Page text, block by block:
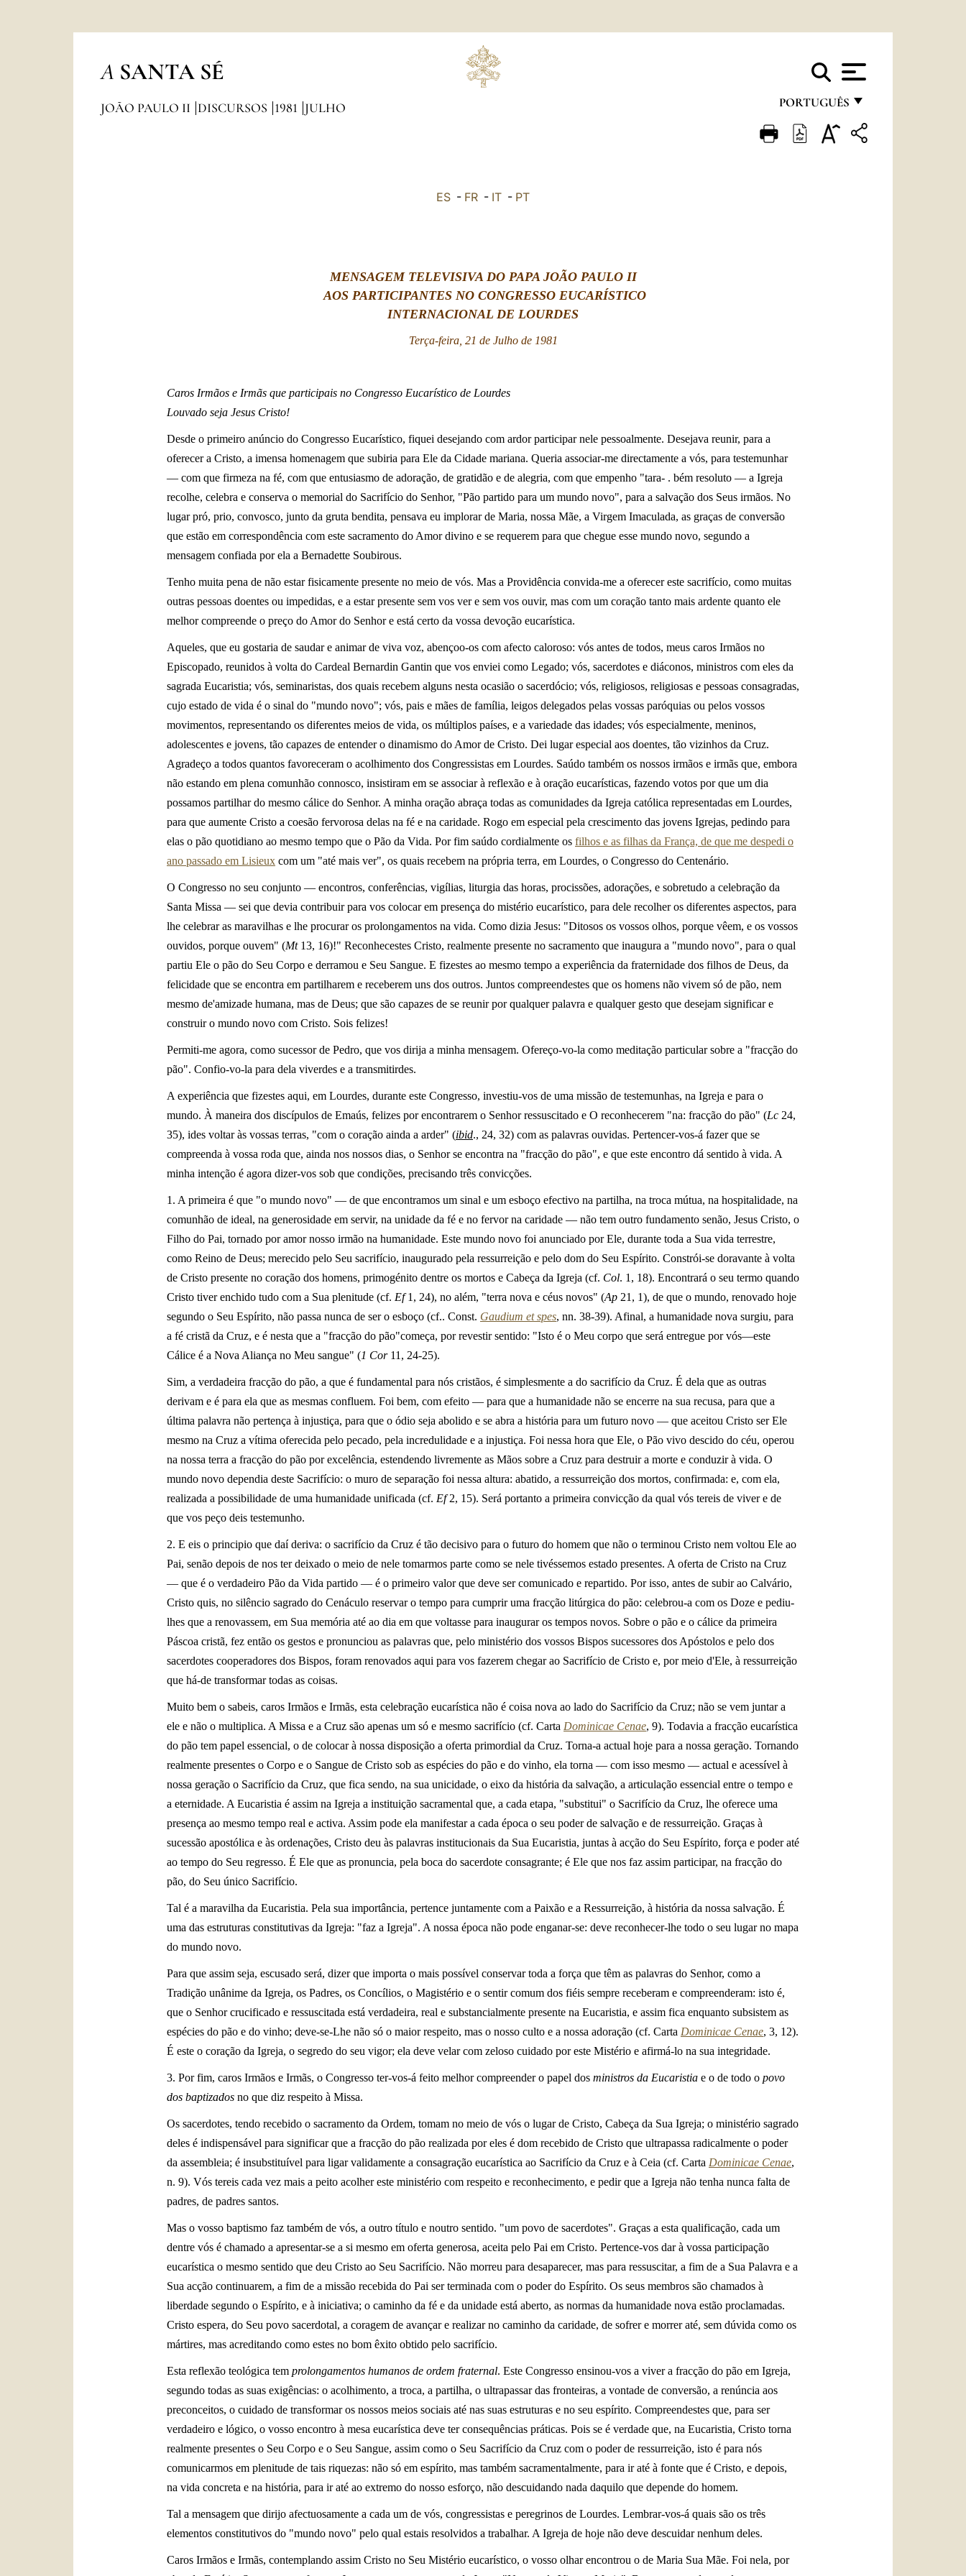
A SANTA SÉ
PORTUGUÊS
FRANÇAIS
JOÃO PAULO II DISCURSOS 1981 JULHO
ES - FR - IT - PT
MENSAGEM TELEVISIVA DO PAPA JOÃO PAULO II
AOS PARTICIPANTES NO CONGRESSO EUCARÍSTICO
INTERNACIONAL DE LOURDES
Terça-feira, 21 de Julho de 1981
Caros Irmãos e Irmãs que participais no Congresso Eucarístico de Lourdes
Louvado seja Jesus Cristo!
Desde o primeiro anúncio do Congresso Eucarístico, fiquei desejando com ardor participar nele pessoalmente. Desejava reunir, para a
oferecer a Cristo, a imensa homenagem que subiria para Ele da Cidade mariana. Queria associar-me directamente a vós, para testemunhar
— com que firmeza na fé, com que entusiasmo de adoração, de gratidão e de alegria, com que empenho "tara- . bém resoluto — a Igreja
recolhe, celebra e conserva o memorial do Sacrifício do Senhor, "Pão partido para um mundo novo", para a salvação dos Seus irmãos. No
lugar pró, prio, convosco, junto da gruta bendita, pensava eu implorar de Maria, nossa Mãe, a Virgem Imaculada, as graças de conversão
que estão em correspondência com este sacramento do Amor divino e se requerem para que chegue esse mundo novo, segundo a
mensagem confiada por ela a Bernadette Soubirous.
Tenho muita pena de não estar fisicamente presente no meio de vós. Mas a Providência convida-me a oferecer este sacrifício, como muitas
outras pessoas doentes ou impedidas, e a estar presente sem vos ver e sem vos ouvir, mas com um coração tanto mais ardente quanto ele
melhor compreende o preço do Amor do Senhor e está certo da vossa devoção eucarística.
Aqueles, que eu gostaria de saudar e animar de viva voz, abençoo-os com afecto caloroso: vós antes de todos, meus caros Irmãos no
Episcopado, reunidos à volta do Cardeal Bernardin Gantin que vos enviei como Legado; vós, sacerdotes e diáconos, ministros com eles da
sagrada Eucaristia; vós, seminaristas, dos quais recebem alguns nesta ocasião o sacerdócio; vós, religiosos, religiosas e pessoas consagradas,
cujo estado de vida é o sinal do "mundo novo"; vós, pais e mães de família, leigos delegados pelas vossas paróquias ou pelos vossos
movimentos, representando os diferentes meios de vida, os múltiplos países, e a variedade das idades; vós especialmente, meninos,
adolescentes e jovens, tão capazes de entender o dinamismo do Amor de Cristo. Dei lugar especial aos doentes, tão vizinhos da Cruz.
Agradeço a todos quantos favoreceram o acolhimento dos Congressistas em Lourdes. Saúdo também os nossos irmãos e irmãs que, embora
não estando em plena comunhão connosco, insistiram em se associar à reflexão e à oração eucarísticas, fazendo votos por que um dia
possamos partilhar do mesmo cálice do Senhor. A minha oração abraça todas as comunidades da Igreja católica representadas em Lourdes,
para que aumente Cristo a coesão fervorosa delas na fé e na caridade. Rogo em especial pela crescimento das jovens Igrejas, pedindo para
elas o pão quotidiano ao mesmo tempo que o Pão da Vida. Por fim saúdo cordialmente os filhos e as filhas da França, de que me despedi o
ano passado em Lisieux com um "até mais ver", os quais recebem na própria terra, em Lourdes, o Congresso do Centenário.
O Congresso no seu conjunto — encontros, conferências, vigílias, liturgia das horas, procissões, adorações, e sobretudo a celebração da
Santa Missa — sei que devia contribuir para vos colocar em presença do mistério eucarístico, para dele recolher os diferentes aspectos, para
lhe celebrar as maravilhas e lhe procurar os prolongamentos na vida. Como dizia Jesus: "Ditosos os vossos olhos, porque vêem, e os vossos
ouvidos, porque ouvem" (Mt13, 16)!" Reconhecestes Cristo, realmente presente no sacramento que inaugura a "mundo novo", para o qual
partiu Ele o pão do Seu Corpo e derramou e Seu Sangue. E fizestes ao mesmo tempo a experiência da fraternidade dos filhos de Deus, da
felicidade que se encontra em partilharem e receberem uns dos outros. Juntos compreendestes que os homens não vivem só de pão, nem
mesmo de'amizade humana, mas de Deus; que são capazes de se reunir por qualquer palavra e qualquer gesto que desejam significar e
construir o mundo novo com Cristo. Sois felizes!
Permiti-me agora, como sucessor de Pedro, que vos dirija a minha mensagem. Ofereço-vo-la como meditação particular sobre a "fracção do
pão". Confio-vo-la para dela viverdes e a transmitirdes.
A experiência que fizestes aqui, em Lourdes, durante este Congresso, investiu-vos de uma missão de testemunhas, na Igreja e para o
mundo. À maneira dos discípulos de Emaús, felizes por encontrarem o Senhor ressuscitado e O reconhecerem "na: fracção do pão" (Lc 24,
35), ides voltar às vossas terras, "com o coração ainda a arder" (ibid., 24, 32) com as palavras ouvidas. Pertencer-vos-á fazer que se
compreenda à vossa roda que, ainda nos nossos dias, o Senhor se encontra na "fracção do pão", e que este encontro dá sentido à vida. A
minha intenção é agora dizer-vos sob que condições, precisando três convicções.
1. A primeira é que "o mundo novo" — de que encontramos um sinal e um esboço efectivo na partilha, na troca mútua, na hospitalidade, na
comunhão de ideal, na generosidade em servir, na unidade da fé e no fervor na caridade — não tem outro fundamento senão, Jesus Cristo, o
Filho do Pai, tornado por amor nosso irmão na humanidade. Este mundo novo foi anunciado por Ele, durante toda a Sua vida terrestre,
como Reino de Deus; merecido pelo Seu sacrifício, inaugurado pela ressurreição e pelo dom do Seu Espírito. Constrói-se doravante à volta
de Cristo presente no coração dos homens, primogénito dentre os mortos e Cabeça da Igreja (cf. Col. 1, 18). Encontrará o seu termo quando
Cristo tiver enchido tudo com a Sua plenitude (cf. Ef1, 24), no além, "terra nova e céus novos" (Ap 21, 1), de que o mundo, renovado hoje
segundo o Seu Espírito, não passa nunca de ser o esboço (cf.. Const. Gaudium et spes, nn. 38-39). Afinal, a humanidade nova surgiu, para
a fé cristã da Cruz, e é nesta que a "fracção do pão"começa, por revestir sentido: "Isto é o Meu corpo que será entregue por vós—este
Cálice é a Nova Aliança no Meu sangue" (1 Cor11, 24-25).
Sim, a verdadeira fracção do pão, a que é fundamental para nós cristãos, é simplesmente a do sacrifício da Cruz. É dela que as outras
derivam e é para ela que as mesmas confluem. Foi bem, com efeito — para que a humanidade não se encerre na sua recusa, para que a
última palavra não pertença à injustiça, para que o ódio seja abolido e se abra a história para um futuro novo — que aceitou Cristo ser Ele
mesmo na Cruz a vítima oferecida pelo pecado, pela incredulidade e a injustiça. Foi nessa hora que Ele, o Pão vivo descido do céu, operou
na nossa terra a fracção do pão por excelência, estendendo livremente as Mãos sobre a Cruz para destruir a morte e conduzir à vida. O
mundo novo dependia deste Sacrifício: o muro de separação foi nessa altura: abatido, a ressurreição dos mortos, confirmada: e, com ela,
realizada a possibilidade de uma humanidade unificada (cf. Ef2, 15). Será portanto a primeira convicção da qual vós tereis de viver e de
que vos peço deis testemunho.
2. E eis o principio que daí deriva: o sacrifício da Cruz é tão decisivo para o futuro do homem que não o terminou Cristo nem voltou Ele ao
Pai, senão depois de nos ter deixado o meio de nele tomarmos parte como se nele tivéssemos estado presentes. A oferta de Cristo na Cruz
— que é o verdadeiro Pão da Vida partido — é o primeiro valor que deve ser comunicado e repartido. Por isso, antes de subir ao Calvário,
Cristo quis, no silêncio sagrado do Cenáculo reservar o tempo para cumprir uma fracção litúrgica do pão: celebrou-a com os Doze e pediu-
lhes que a renovassem, em Sua memória até ao dia em que voltasse para inaugurar os tempos novos. Sobre o pão e o cálice da primeira
Páscoa cristã, fez então os gestos e pronunciou as palavras que, pelo ministério dos vossos Bispos sucessores dos Apóstolos e pelo dos
sacerdotes cooperadores dos Bispos, foram renovados aqui para vos fazerem chegar ao Sacrifício de Cristo e, por meio d'Ele, à ressurreição
que há-de transformar todas as coisas.
Muito bem o sabeis, caros Irmãos e Irmãs, esta celebração eucarística não é coisa nova ao lado do Sacrifício da Cruz; não se vem juntar a
ele e não o multiplica. A Missa e a Cruz são apenas um só e mesmo sacrifício (cf. Carta Dominicae Cenae, 9). Todavia a fracção eucarística
do pão tem papel essencial, o de colocar à nossa disposição a oferta primordial da Cruz. Torna-a actual hoje para a nossa geração. Tornando
realmente presentes o Corpo e o Sangue de Cristo sob as espécies do pão e do vinho, ela torna — com isso mesmo — actual e acessível à
nossa geração o Sacrifício da Cruz, que fica sendo, na sua unicidade, o eixo da história da salvação, a articulação essencial entre o tempo e
a eternidade. A Eucaristia é assim na Igreja a instituição sacramental que, a cada etapa, "substitui" o Sacrifício da Cruz, lhe oferece uma
presença ao mesmo tempo real e activa. Assim pode ela manifestar a cada época o seu poder de salvação e de ressurreição. Graças à
sucessão apostólica e às ordenações, Cristo deu às palavras institucionais da Sua Eucaristia, juntas à acção do Seu Espírito, força e poder até
ao tempo do Seu regresso. É Ele que as pronuncia, pela boca do sacerdote consagrante; é Ele que nos faz assim participar, na fracção do
pão, do Seu único Sacrifício.
Tal é a maravilha da Eucaristia. Pela sua importância, pertence juntamente com a Paixão e a Ressurreição, à história da nossa salvação. É
uma das estruturas constitutivas da Igreja: "faz a Igreja". A nossa época não pode enganar-se: deve reconhecer-lhe todo o seu lugar no mapa
do mundo novo.
Para que assim seja, escusado será, dizer que importa o mais possível conservar toda a força que têm as palavras do Senhor, como a
Tradição unânime da Igreja, os Padres, os Concílios, o Magistério e o sentir comum dos fiéis sempre receberam e compreenderam: isto é,
que o Senhor crucificado e ressuscitada está verdadeira, real e substancialmente presente na Eucaristia, e assim fica enquanto subsistem as
espécies do pão e do vinho; deve-se-Lhe não só o maior respeito, mas o nosso culto e a nossa adoração (cf. Carta Dominicae Cenae, 3, 12).
É este o coração da Igreja, o segredo do seu vigor; ela deve velar com zeloso cuidado por este Mistério e afirmá-lo na sua integridade.
3. Por fim, caros Irmãos e Irmãs, o Congresso ter-vos-á feito melhor compreender o papel dos ministros da Eucaristia e o de todo o povo
dos baptizados no que diz respeito à Missa.
Os sacerdotes, tendo recebido o sacramento da Ordem, tomam no meio de vós o lugar de Cristo, Cabeça da Sua Igreja; o ministério sagrado
deles é indispensável para significar que a fracção do pão realizada por eles é dom recebido de Cristo que ultrapassa radicalmente o poder
da assembleia; é insubstituível para ligar validamente a consagração eucarística ao Sacrifício da Cruz e à Ceia (cf. Carta Dominicae Cenae,
n. 9). Vós tereis cada vez mais a peito acolher este ministério com respeito e reconhecimento, e pedir que a Igreja não tenha nunca falta de
padres, de padres santos.
Mas o vosso baptismo faz também de vós, a outro título e noutro sentido. "um povo de sacerdotes". Graças a esta qualificação, cada um
dentre vós é chamado a apresentar-se a si mesmo em oferta generosa, aceita pelo Pai em Cristo. Pertence-vos dar à vossa participação
eucarística o mesmo sentido que deu Cristo ao Seu Sacrifício. Não morreu para desaparecer, mas para ressuscitar, a fim de a Sua Palavra e a
Sua acção continuarem, a fim de a missão recebida do Pai ser terminada com o poder do Espírito. Os seus membros são chamados à
liberdade segundo o Espírito, e à iniciativa; o caminho da fé e da unidade está aberto, as normas da humanidade nova estão proclamadas.
Cristo espera, do Seu povo sacerdotal, a coragem de avançar e realizar no caminho da caridade, de sofrer e morrer até, sem dúvida como os
mártires, mas acreditando como estes no bom êxito obtido pelo sacrifício.
Esta reflexão teológica tem prolongamentos humanos de ordem fraternal. Este Congresso ensinou-vos a viver a fracção do pão em Igreja,
segundo todas as suas exigências: o acolhimento, a troca, a partilha, o ultrapassar das fronteiras, a vontade de conversão, a renúncia aos
preconceitos, o cuidado de transformar os nossos meios sociais até nas suas estruturas e no seu espírito. Compreendestes que, para ser
verdadeiro e lógico, o vosso encontro à mesa eucarística deve ter consequências práticas. Pois se é verdade que, na Eucaristia, Cristo torna
realmente presentes o Seu Corpo e o Seu Sangue, assim como o Seu Sacrifício da Cruz com o poder de ressurreição, isto é para nós
comunicarmos em plenitude de tais riquezas: não só em espírito, mas também sacramentalmente, para ir até à fonte que é Cristo, e depois,
na vida concreta e na história, para ir até ao extremo do nosso esforço, não descuidando nada daquilo que depende do homem.
Tal a mensagem que dirijo afectuosamente a cada um de vós, congressistas e peregrinos de Lourdes. Lembrar-vos-á quais são os três
elementos constitutivos do "mundo novo" pelo qual estais resolvidos a trabalhar. A Igreja de hoje não deve descuidar nenhum deles.
Caros Irmãos e Irmãs, contemplando assim Cristo no Seu Mistério eucarístico, o vosso olhar encontrou o de Maria Sua Mãe. Foi nela, por